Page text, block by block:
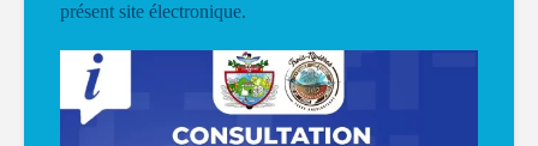
présent site électronique.